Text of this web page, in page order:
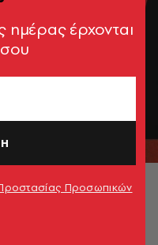
έρχονται
Προστασίας Προσωπικών